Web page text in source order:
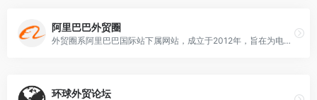
阿里巴巴外贸圈
外贸圈系阿里巴巴国际站下属网站，成立于2012年，旨在为电商人搭建拥有外贸头条、外贸培训、外贸问答，外贸服务，外贸论坛等板块及获取今日焦点，好文推荐，视频推荐，服务推荐等资讯的一体式综合平台。
环球外贸论坛